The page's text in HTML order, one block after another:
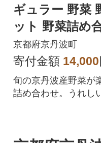
ギュラー 野菜
ット 野菜詰め
京都府京丹波町
寄付金額 14,000
旬の京丹波産野菜が
詰め合わせ。うれし